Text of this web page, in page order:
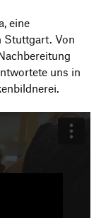
eine
Stuttgart. Von
uns in